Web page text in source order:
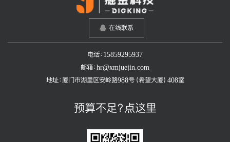
在线联系
电话：15859295937
邮箱：hr@xmjuejin.com
地址：厦门市湖里区安岭路988号（希望大厦）408室
预算不足？点这里